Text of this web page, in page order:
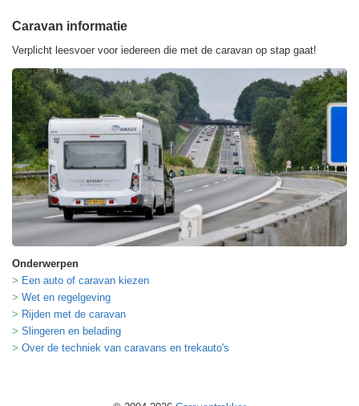
Caravan informatie
Verplicht leesvoer voor iedereen die met de caravan op stap gaat!
Onderwerpen
Een auto of caravan kiezen
Wet en regelgeving
Rijden met de caravan
Slingeren en belading
Over de techniek van caravans en trekauto's